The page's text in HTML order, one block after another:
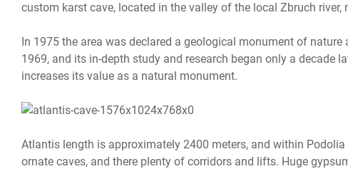
custom karst cave, located in the valley of the local Zbruch river,
In 1975 the area was declared a geological monument of
1969, and its in-depth study and research began only a decade
increases its value as a natural monument.
Atlantis length is approximately 2400 meters, and within
ornate caves, and there plenty of corridors and lifts. Huge